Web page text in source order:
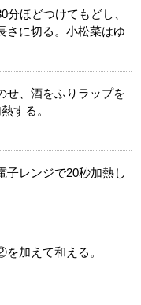
ほどつけてもどし、
さに切る。小松菜はゆ
せ、酒をふりラップを
する。
子レンジで20秒加熱し
加えて和える。